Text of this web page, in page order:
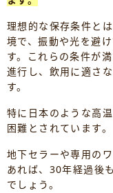
理想的な保存条件と
境で、振動や光を避
す。これらの条件が
進行し、飲用に適さ
す。
特に日本のような高
困難とされています。
地下セラーや専用の
あれば、30年経過後
でしょう。